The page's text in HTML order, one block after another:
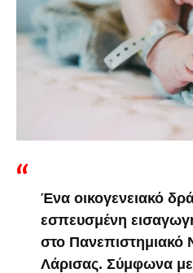
Ένα οικογενειακό
εσπευσμένη
στο Πανεπιστημιακό
Λάρισας. Σύμφωνα